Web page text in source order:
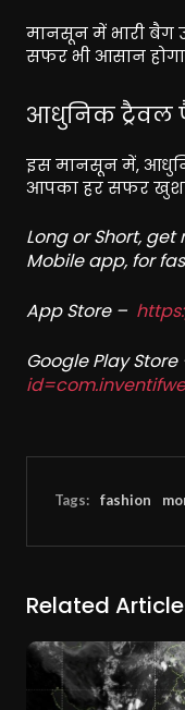
मानसून में भारी बैग
सफर भी आसान
आधुनिक ट्रैवल
इस मानसून में,
आपका हर सफर
Long or Short, get
Mobile app, for
App Store –
Google Play Store
Tags: fashion
Related